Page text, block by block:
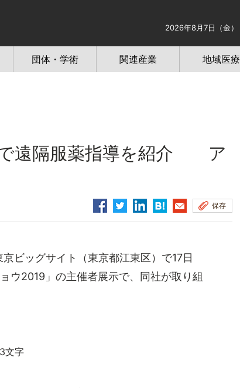
2026年8月7日（金）
団体・学術 関連産業 地域医療
で遠隔服薬指導を紹介 ア
保存
ビッグサイト（東京都江東区）で17日
ウ2019」の主催者展示で、同社が取り組
文字